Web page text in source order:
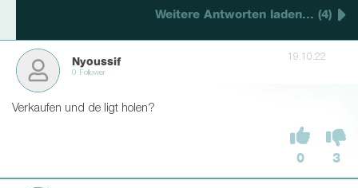
Weitere Antworten laden... (4)
Nyoussif
0 Follower
19.10.22
Verkaufen und de ligt holen?
0 3